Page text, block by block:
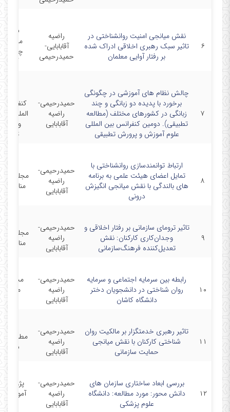
۶
نقش میانجی امنیت روانشناختی در
تاثیر سبک رهبری اخلاقی ادراک شده
بر رفتار آوایی معلمان
راضیه
آقابابایی-
حمیدرحیمی
چشم
۷
چالش نظام های آموزشی در چگونگی
برخورد با پدیده دو زبانگی و چند
زبانگی در کشورهای مختلف (مطالعه
تطبیقی). دومین کنفرانس بین المللی
علوم آموزش و پرورش تطبیقی
حمیدرحیمی-
راضیه
آقابابایی
کنفرانس
المللی
و
۸
ارتباط توانمندسازی روانشناختی با
تمایل اعضای هیئت علمی به برنامه
های بالندگی با نقش میانجی انگیزش
درونی
حمیدرحیمی-
راضیه
آقابابایی
مجله
منابع
۹
تاثیر ترومای سازمانی بر رفتار اخلاقی و
وجدان‌کاری کارکنان: نقش
تعدیل‌کننده فرهنگ‌سازمانی
حمیدرحیمی-
راضیه
آقابابایی
مجله
منابع
۱۰
رابطه بین سرمایه اجتماعی و سرمایه
روان شناختی در دانشجویان دختر
دانشگاه کاشان
حمیدرحیمی-
راضیه
آقابابایی
مجله
۱۱
تاثیر رهبری خدمتگزار بر مالکیت روان
شناختی کارکنان با نقش میانجی
حمایت سازمانی
حمیدرحیمی-
راضیه
آقابابایی
مطالعات
۱۲
بررسی ابعاد ساختاری سازمان های
دانش محور: مورد مطالعه: دانشگاه
علوم پزشکی
حمیدرحیمی-
راضیه
آقابابایی
پژوهش
آموزش